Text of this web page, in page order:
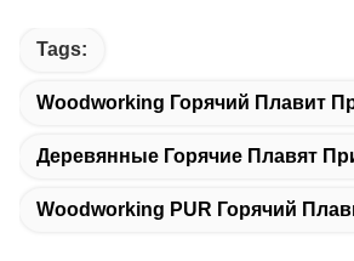
Tags:
Woodworking Горячий Плавит
Деревянные Горячие Плавят
Woodworking PUR Горячий